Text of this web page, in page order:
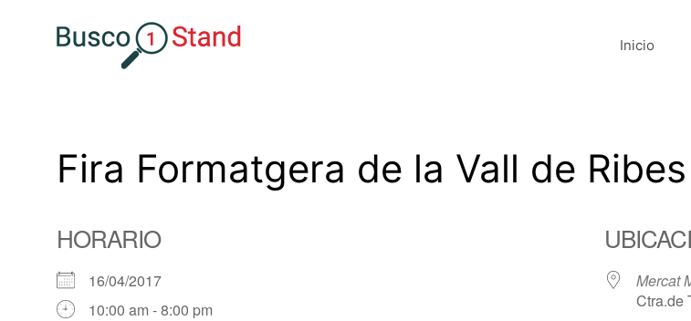
Inicio
Fira Formatgera de la Vall de Ribes
HORARIO
16/04/2017
10:00 am - 8:00 pm
Mercat
Ctra.de